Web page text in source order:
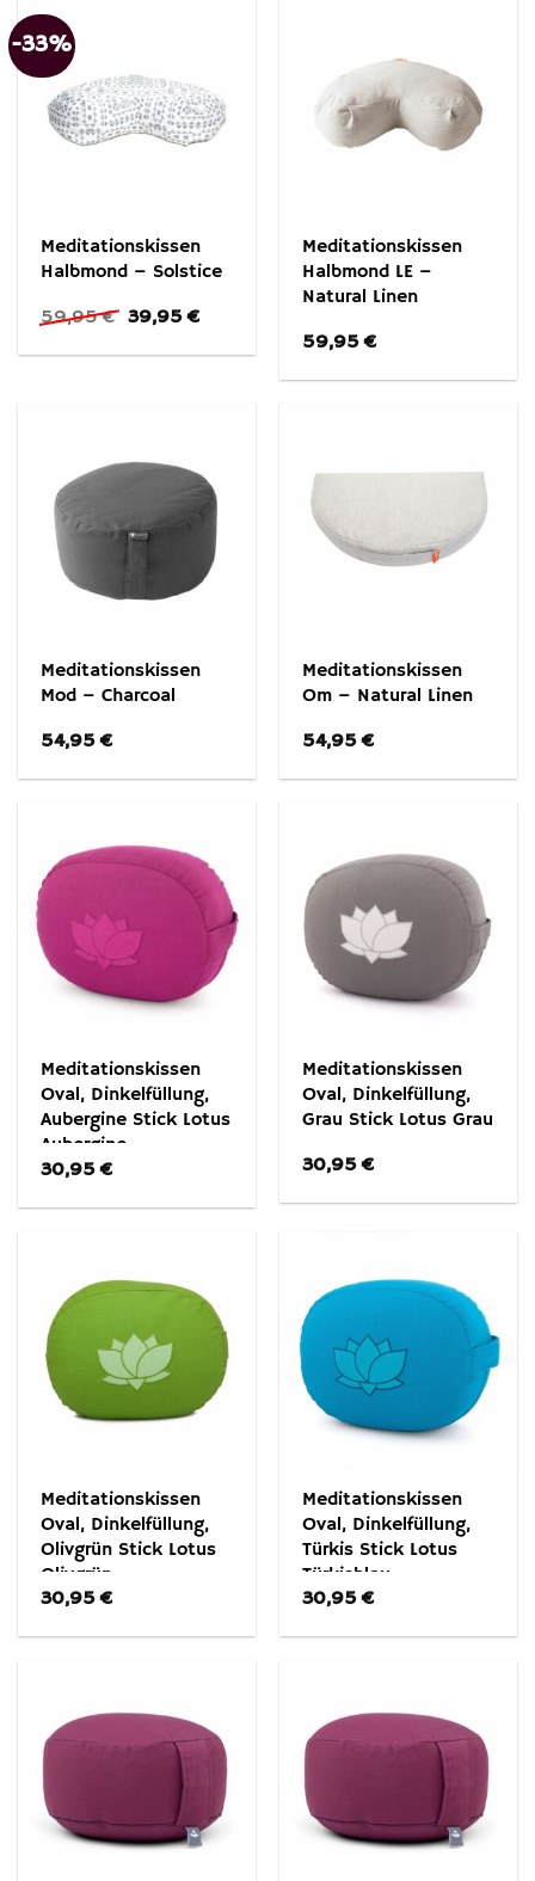
-33%
Meditationskissen
Halbmond – Solstice
59,95€ Ursprünglicher
Preis
war:
39,95€
ist:
Meditationskissen
Halbmond LE –
Natural Linen
59,95€
Meditationskissen
Mod – Charcoal
54,95€
Meditationskissen
Om – Natural Linen
54,95€
Meditationskissen
Oval, Dinkelfüllung,
Aubergine Stick Lotus
Aubergine
30,95€
Meditationskissen
Oval, Dinkelfüllung,
Grau Stick Lotus Grau
30,95€
Meditationskissen
Oval, Dinkelfüllung,
Olivgrün Stick Lotus
Olivgrün
30,95€
Meditationskissen
Oval, Dinkelfüllung,
Türkis Stick Lotus
Türkisblau
30,95€